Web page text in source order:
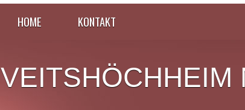
HOME KONTAKT
VEITSHÖCHHEIM